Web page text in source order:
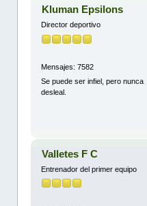
Kluman Epsilons
Director deportivo
Mensajes: 7582
Se puede ser infiel, pero nunca
desleal.
Valletes F C
Entrenador del primer equipo